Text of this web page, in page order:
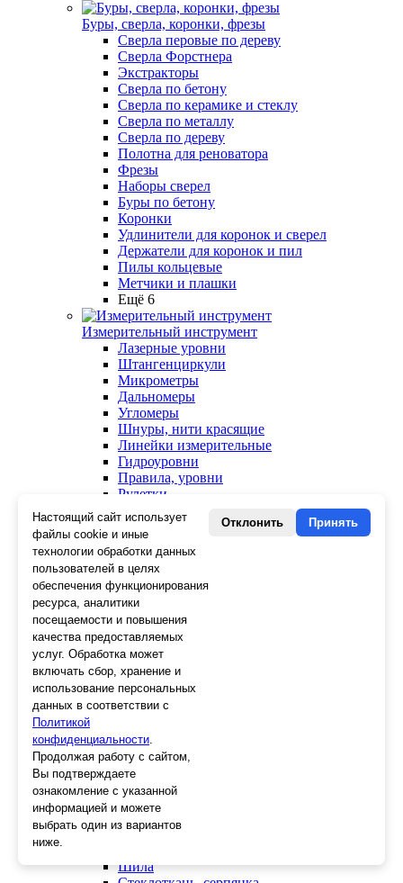
Буры, сверла, коронки, фрезы
Сверла перовые по дереву
Сверла Форстнера
Экстракторы
Сверла по бетону
Сверла по керамике и стеклу
Сверла по металлу
Сверла по дереву
Полотна для реноватора
Фрезы
Наборы сверел
Буры по бетону
Коронки
Удлинители для коронок и сверел
Держатели для коронок и пил
Пилы кольцевые
Метчики и плашки
Ещё 6
Измерительный инструмент
Лазерные уровни
Штангенциркули
Микрометры
Дальномеры
Угломеры
Шнуры, нити красящие
Линейки измерительные
Гидроуровни
Правила, уровни
Рулетки
Ещё 1
Крепежный инструмент
Скобы для степлера
Крюки для вязки
Гвозди для степлера
Просекатели
Степлеры
Заклепочники
Отделочный инструмент
Клеевые пистолеты и стержни
Средства защиты
Скребки
Ножи
Лезвия
Лента малярная, скотч
Плиткорезы
Шила
Настоящий сайт использует
файлы cookie и иные
технологии обработки данных
пользователей в целях
обеспечения функционирования
ресурса, аналитики
посещаемости и повышения
качества предоставляемых
услуг. Обработка может
включать сбор, хранение и
использование персональных
данных в соответствии с
Политикой
конфиденциальности.
Продолжая работу с сайтом,
Вы подтверждаете
ознакомление с указанной
информацией и можете
выбрать один из вариантов
ниже.
Отклонить Принять